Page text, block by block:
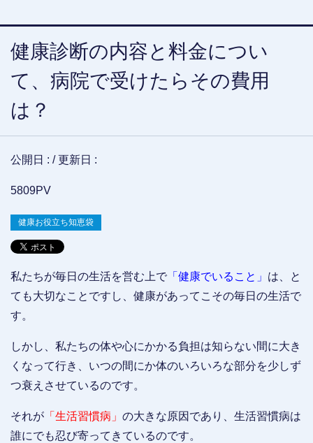
健康診断の内容と料金につい
て、病院で受けたらその費用
は？
公開日 : / 更新日 :
5809PV
健康お役立ち知恵袋
私たちが毎日の生活を営む上で 「健康でいること」 は、と
ても大切なことですし、健康があってこその毎日の生活で
す。
しかし、私たちの体や心にかかる負担は知らない間に大き
くなって行き、いつの間にか体のいろいろな部分を少しず
つ衰えさせているのです。
それが 「生活習慣病」 の大きな原因であり、生活習慣病は
誰にでも忍び寄ってきているのです。